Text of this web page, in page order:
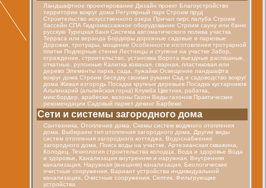
Ландшафтное проектирование Дизайн проект Благоустройство
территории вокруг дома Регулярный парк Строим пруд
Строительство искусственного озера Причал пирс палуба Строим
бассейн СПА Гидромассажное оборудование Строим сауну или баню
русскую Турецкая баня Cистема автоматического полива участка
Терраса или веранда Бордюры дорожные садовые и парковые
Дорожки, тротуары, мощение Особенности изготовления тротуарной
плитки Подпорные стенки Лестницы и ступени на участке Забор,
ограждение, строительство, установка Ворота вьездные распашные,
откатные, рулонные Калитка кованая, сварная, пластиковая или
дерево Элементы парка, сада, лужайки Освещение ландшафта
вокруг дома Строим беседку своими руками Сад и садоводство вокруг
дома Живая изгородь Посадка крупных деревьев Посадка кустарников
Альпинарий (альпийская горка) Клумба Цветник, рабатка,
миксбордер, арабески, вазоны Газон Виды газонов Практические
рекомендации Садовый паркет декинг Барбекю
Cети и системы загородного дома
Сантехника, Отопление дома, Схемы систем водяного отопления
дома, Выбираем тип отопления загородного дома, Другие виды
систем отопления загородного коттеджа, Водоснабжение
загородного дома, Поиск воды на участке, Артезианская скважина,
Колодец. Технология строительства колодца, Вода и здоровье Вода
и здоровье, Канализация внутренняя и наружная, Внутренняя
канализация, Наружная (внешняя) канализация, Биологические
очистные сооружения, Вариант устройства индивидуальной
канализации, Очистные сооружения. Септик, Фильтрующие
устройства